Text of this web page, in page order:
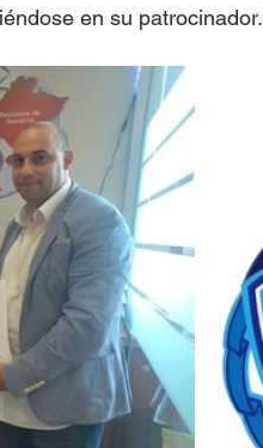
en su patrocinador.